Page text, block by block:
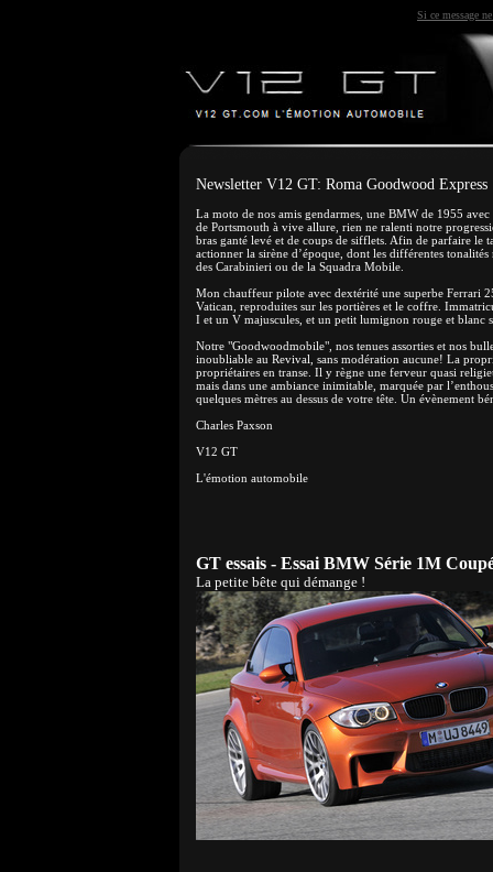
Si ce message
Newsletter V12 GT: Roma Goodwood Express
La moto de nos amis gendarmes, une BMW de 1955
de Portsmouth à vive allure, rien ne ralenti notre
bras ganté levé et de coups de sifflets. Afin de parfaire le
actionner la sirène d’époque, dont les différentes
des Carabinieri ou de la Squadra Mobile.
Mon chauffeur pilote avec dextérité une superbe Ferrari
Vatican, reproduites sur les portières et le coffre.
I et un V majuscules, et un petit lumignon rouge et
Notre "Goodwoodmobile", nos tenues assorties et nos
inoubliable au Revival, sans modération aucune! La
propriétaires en transe. Il y règne une ferveur quasi
mais dans une ambiance inimitable, marquée par
quelques mètres au dessus de votre tête. Un évènement
Charles Paxson
V12 GT
L'émotion automobile
GT essais - Essai BMW Série 1M
La petite bête qui démange !